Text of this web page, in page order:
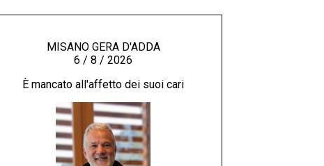
MISANO GERA D'ADDA
6 / 8 / 2026
È mancato all'affetto dei suoi cari